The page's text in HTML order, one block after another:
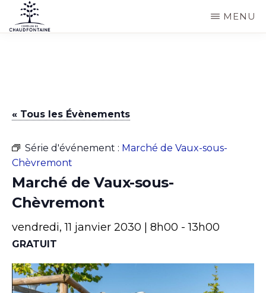
Passer
au
commune
Chaudfontaine
MENU
« Tous les Évènements
Série d'événement : Marché de Vaux-sous-
Chèvremont
Marché de Vaux-sous-
Chèvremont
vendredi, 11 janvier 2030 | 8h00 -13h00
GRATUIT